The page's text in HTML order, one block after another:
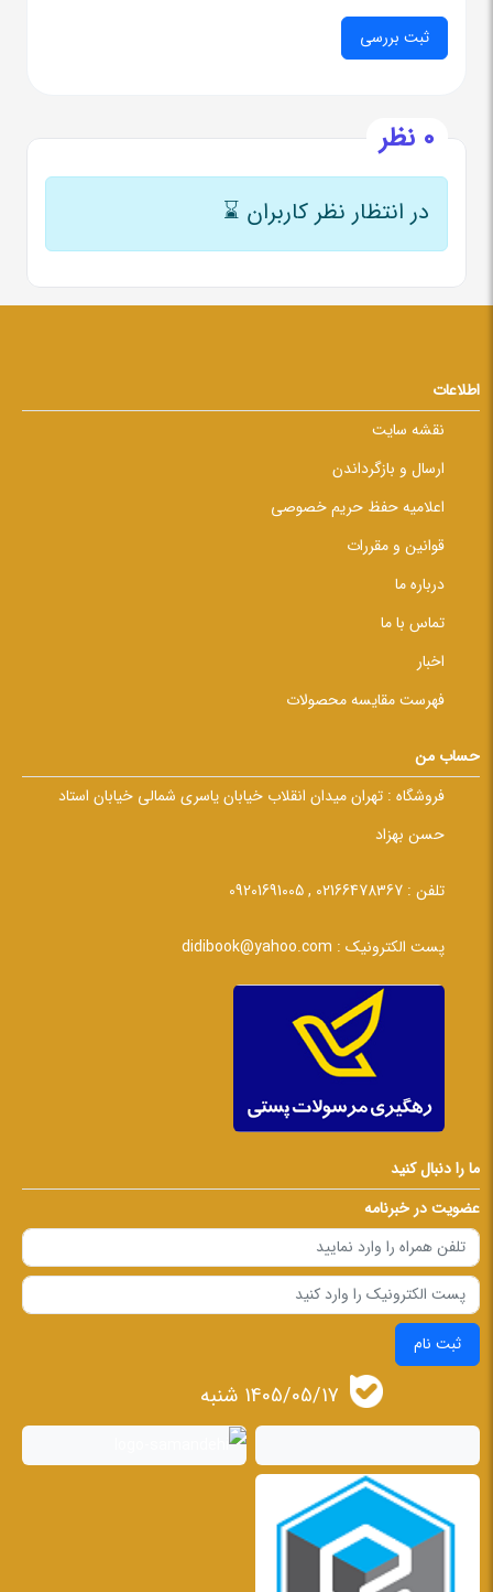
0 نظر
در انتظار نظر کاربران ⌛
اطلاعات
نقشه سایت
ارسال و بازگرداندن
اعلامیه حفظ حریم خصوصی
قوانین و مقررات
درباره ما
تماس با ما
اخبار
فهرست مقایسه محصولات
حساب من
فروشگاه : تهران میدان انقلاب خیابان یاسری شمالی خیابان استاد
حسن بهزاد
تلفن : 02166478367 , 09201691005
پست الکترونیک : didibook@yahoo.com
ما را دنبال کنید
عضویت در خبرنامه
ثبت نام
1405/05/17 شنبه